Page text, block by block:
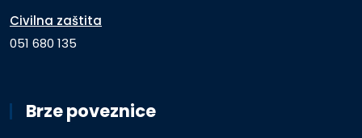
Civilna zaštita
051 680 135
Brze poveznice